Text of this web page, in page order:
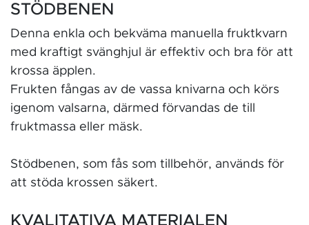
STÖDBENEN
Denna enkla och bekväma manuella fruktkvarn
med kraftigt svänghjul är effektiv och bra för att
krossa äpplen.
Frukten fångas av de vassa knivarna och körs
igenom valsarna, därmed förvandas de till
fruktmassa eller mäsk.
Stödbenen, som fås som tillbehör, används för
att stöda krossen säkert.
KVALITATIVA MATERIALEN